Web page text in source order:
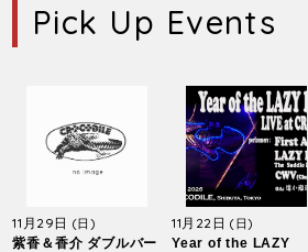
Pick Up Events
11月29日 (日)
紫香＆香介 ダブルバー
11月22日(日)
Year of the LAZY